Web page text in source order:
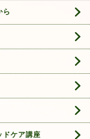
ら
ケア講座